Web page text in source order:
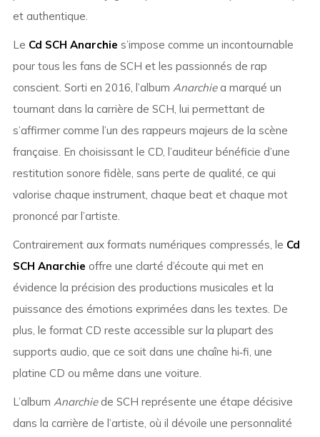
et authentique.
Le Cd SCH Anarchie s’impose comme un incontournable
pour tous les fans de SCH et les passionnés de rap
conscient. Sorti en 2016, l’album Anarchiea marqué un
tournant dans la carrière de SCH, lui permettant de
s’affirmer comme l’un des rappeurs majeurs de la scène
française. En choisissant le CD, l’auditeur bénéficie d’une
restitution sonore fidèle, sans perte de qualité, ce qui
valorise chaque instrument, chaque beat et chaque mot
prononcé par l’artiste.
Contrairement aux formats numériques compressés, le Cd
SCH Anarchie offre une clarté d’écoute qui met en
évidence la précision des productions musicales et la
puissance des émotions exprimées dans les textes. De
plus, le format CD reste accessible sur la plupart des
supports audio, que ce soit dans une chaîne hi‑fi, une
platine CD ou même dans une voiture.
L’album Anarchiede SCH représente une étape décisive
dans la carrière de l’artiste, où il dévoile une personnalité